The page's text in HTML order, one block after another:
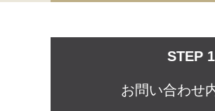
STEP 1
お問い合わせ